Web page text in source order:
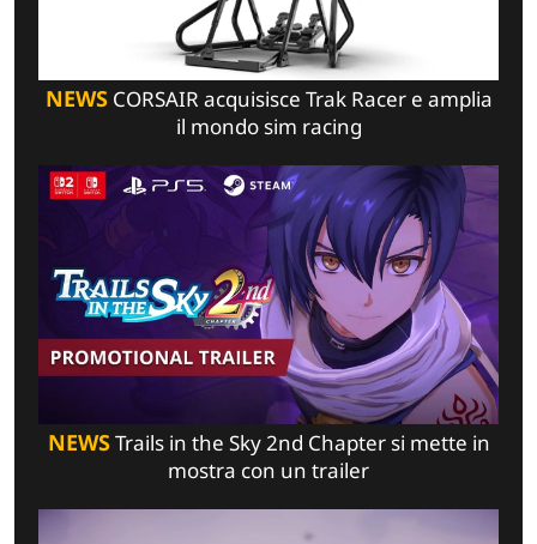
NEWSCORSAIR acquisisce Trak Racer e amplia
il mondo sim racing
NEWSTrails in the Sky 2nd Chapter si mette in
mostra con un trailer